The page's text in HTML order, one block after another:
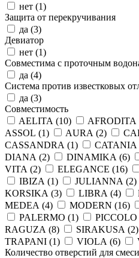
нет (1)
Защита от перекручивания
да (3)
Девиатор
нет (1)
Совместима с проточным
да (4)
Система против известковых
да (3)
Совместимость
AELITA (10) AFRODITA
ASSOL (1) AURA (2)
CASSANDRA (1) CATANIA
DIANA (2) DINAMIKA (6)
VITA (2) ELEGANCE (16)
IBIZA (1) JULIANNA (2)
KORSIKA (3) LIBRA (4)
MEDEA (4) MODERN (16)
PALERMO (1) PICCOLO
RAGUZA (8) SIRAKUSA (2)
TRAPANI (1) VIOLA (6)
Количество отверстий для